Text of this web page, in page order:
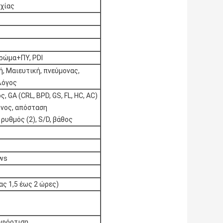
PDI
Μαιευτική, πνεύμονας,
(CRL, BPD, GS, FL, HC, AC)
απόσταση
(2), S/D, βάθος
1,5 έως 2 ώρες)